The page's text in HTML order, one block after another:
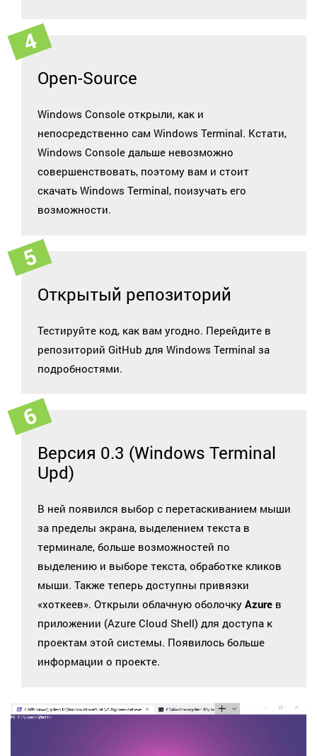
Open-Source
Windows Console открыли, как и
непосредственно сам Windows Terminal. Кстати,
Windows Console дальше невозможно
совершенствовать, поэтому вам и стоит
скачать Windows Terminal, поизучать его
возможности.
Открытый репозиторий
Тестируйте код, как вам угодно. Перейдите в
репозиторий GitHub для Windows Terminal за
подробностями.
Версия 0.3 (Windows Terminal
Upd)
В ней появился выбор с перетаскиванием мыши
за пределы экрана, выделением текста в
терминале, больше возможностей по
выделению и выборе текста, обработке кликов
мыши. Также теперь доступны привязки
«хоткеев». Открыли облачную оболочку Azureв
приложении (Azure Cloud Shell) для доступа к
проектам этой системы. Появилось больше
информации о проекте.